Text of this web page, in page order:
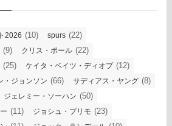
2026 (10) spurs (22)
(9) クリス・ポール (22)
(25) ケイタ・ベイツ・ディオプ(12)
・ジョンソン (66) サディアス・ヤング (8)
ジェレミー・ソーハン (50)
(11) ジョシュ・プリモ (23)